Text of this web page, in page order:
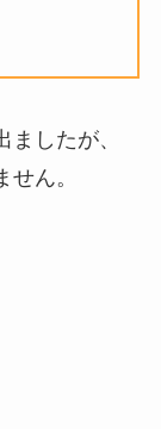
したが、
ん。